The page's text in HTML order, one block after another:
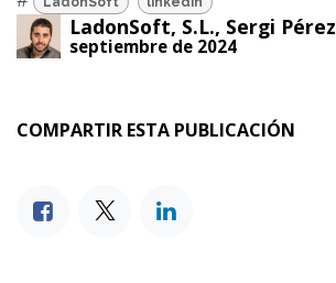
LadonSoft, S.L., Sergi Pérez
septiembre de 2024
COMPARTIR ESTA PUBLICACIÓN